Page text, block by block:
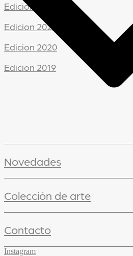
Edicion 2022
Edicion 2021
Edicion 2020
Edicion 2019
Novedades
Colección de arte
Contacto
Instagram